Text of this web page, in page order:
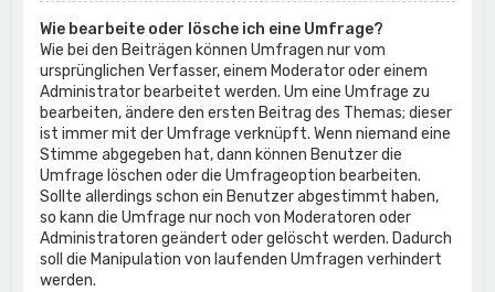
Wie bearbeite oder lösche ich eine Umfrage?
Wie bei den Beiträgen können Umfragen nur vom
ursprünglichen Verfasser, einem Moderator oder einem
Administrator bearbeitet werden. Um eine Umfrage zu
bearbeiten, ändere den ersten Beitrag des Themas; dieser
ist immer mit der Umfrage verknüpft. Wenn niemand eine
Stimme abgegeben hat, dann können Benutzer die
Umfrage löschen oder die Umfrageoption bearbeiten.
Sollte allerdings schon ein Benutzer abgestimmt haben,
so kann die Umfrage nur noch von Moderatoren oder
Administratoren geändert oder gelöscht werden. Dadurch
soll die Manipulation von laufenden Umfragen verhindert
werden.